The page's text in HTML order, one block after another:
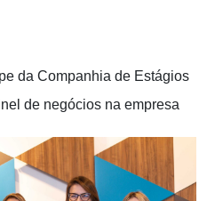
da Companhia de Estágios
de negócios na empresa